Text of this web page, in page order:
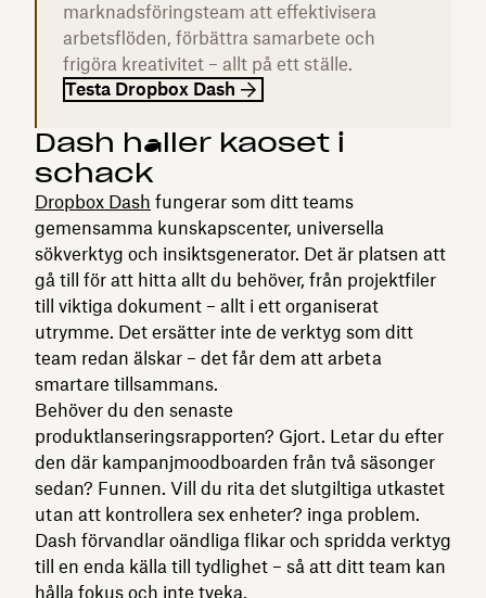
marknadsföringsteam att effektivisera
arbetsflöden, förbättra samarbete och
frigöra kreativitet – allt på ett ställe.
Testa Dropbox Dash
Dash håller kaoset i
schack
Dropbox Dash fungerar som ditt teams
gemensamma kunskapscenter, universella
sökverktyg och insiktsgenerator. Det är platsen att
gå till för att hitta allt du behöver, från projektfiler
till viktiga dokument – allt i ett organiserat
utrymme. Det ersätter inte de verktyg som ditt
team redan älskar – det får dem att arbeta
smartare tillsammans.
Behöver du den senaste
produktlanseringsrapporten? Gjort. Letar du efter
den där kampanjmoodboarden från två säsonger
sedan? Funnen. Vill du rita det slutgiltiga utkastet
utan att kontrollera sex enheter? inga problem.
Dash förvandlar oändliga flikar och spridda verktyg
till en enda källa till tydlighet – så att ditt team kan
hålla fokus och inte tveka.